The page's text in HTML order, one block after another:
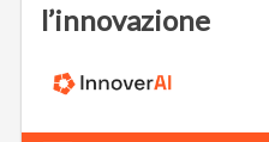
l’innovazione